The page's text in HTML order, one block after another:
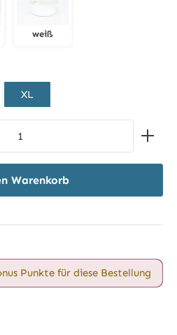
weiß
XL
den gewünschten Wert ein
Warenkorb
Punkte für diese Bestellung